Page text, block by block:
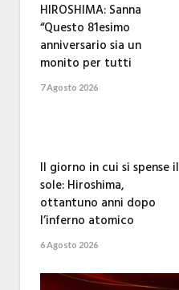
HIROSHIMA: Sanna
“Questo 81esimo
anniversario sia un
monito per tutti
7 Agosto 2026
Il giorno in cui si spense il
sole: Hiroshima,
ottantuno anni dopo
l’inferno atomico
6 Agosto 2026